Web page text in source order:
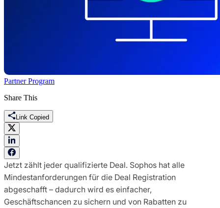
Partner Program
Share This
Link Copied
Jetzt zählt jeder qualifizierte Deal. Sophos hat alle
Mindestanforderungen für die Deal Registration
abgeschafft – dadurch wird es einfacher,
Geschäftschancen zu sichern und von Rabatten zu